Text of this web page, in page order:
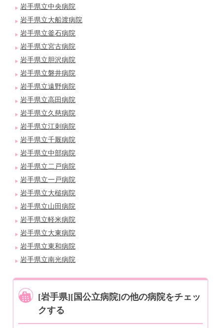
岩手県立中央病院
岩手県立大船渡病院
岩手県立釜石病院
岩手県立宮古病院
岩手県立胆沢病院
岩手県立磐井病院
岩手県立遠野病院
岩手県立高田病院
岩手県立久慈病院
岩手県立江刺病院
岩手県立千厩病院
岩手県立中部病院
岩手県立二戸病院
岩手県立一戸病院
岩手県立大槌病院
岩手県立山田病院
岩手県立軽米病院
岩手県立大東病院
岩手県立東和病院
岩手県立南光病院
[岩手県][国公立病院]の他の病院をチェッ
クする